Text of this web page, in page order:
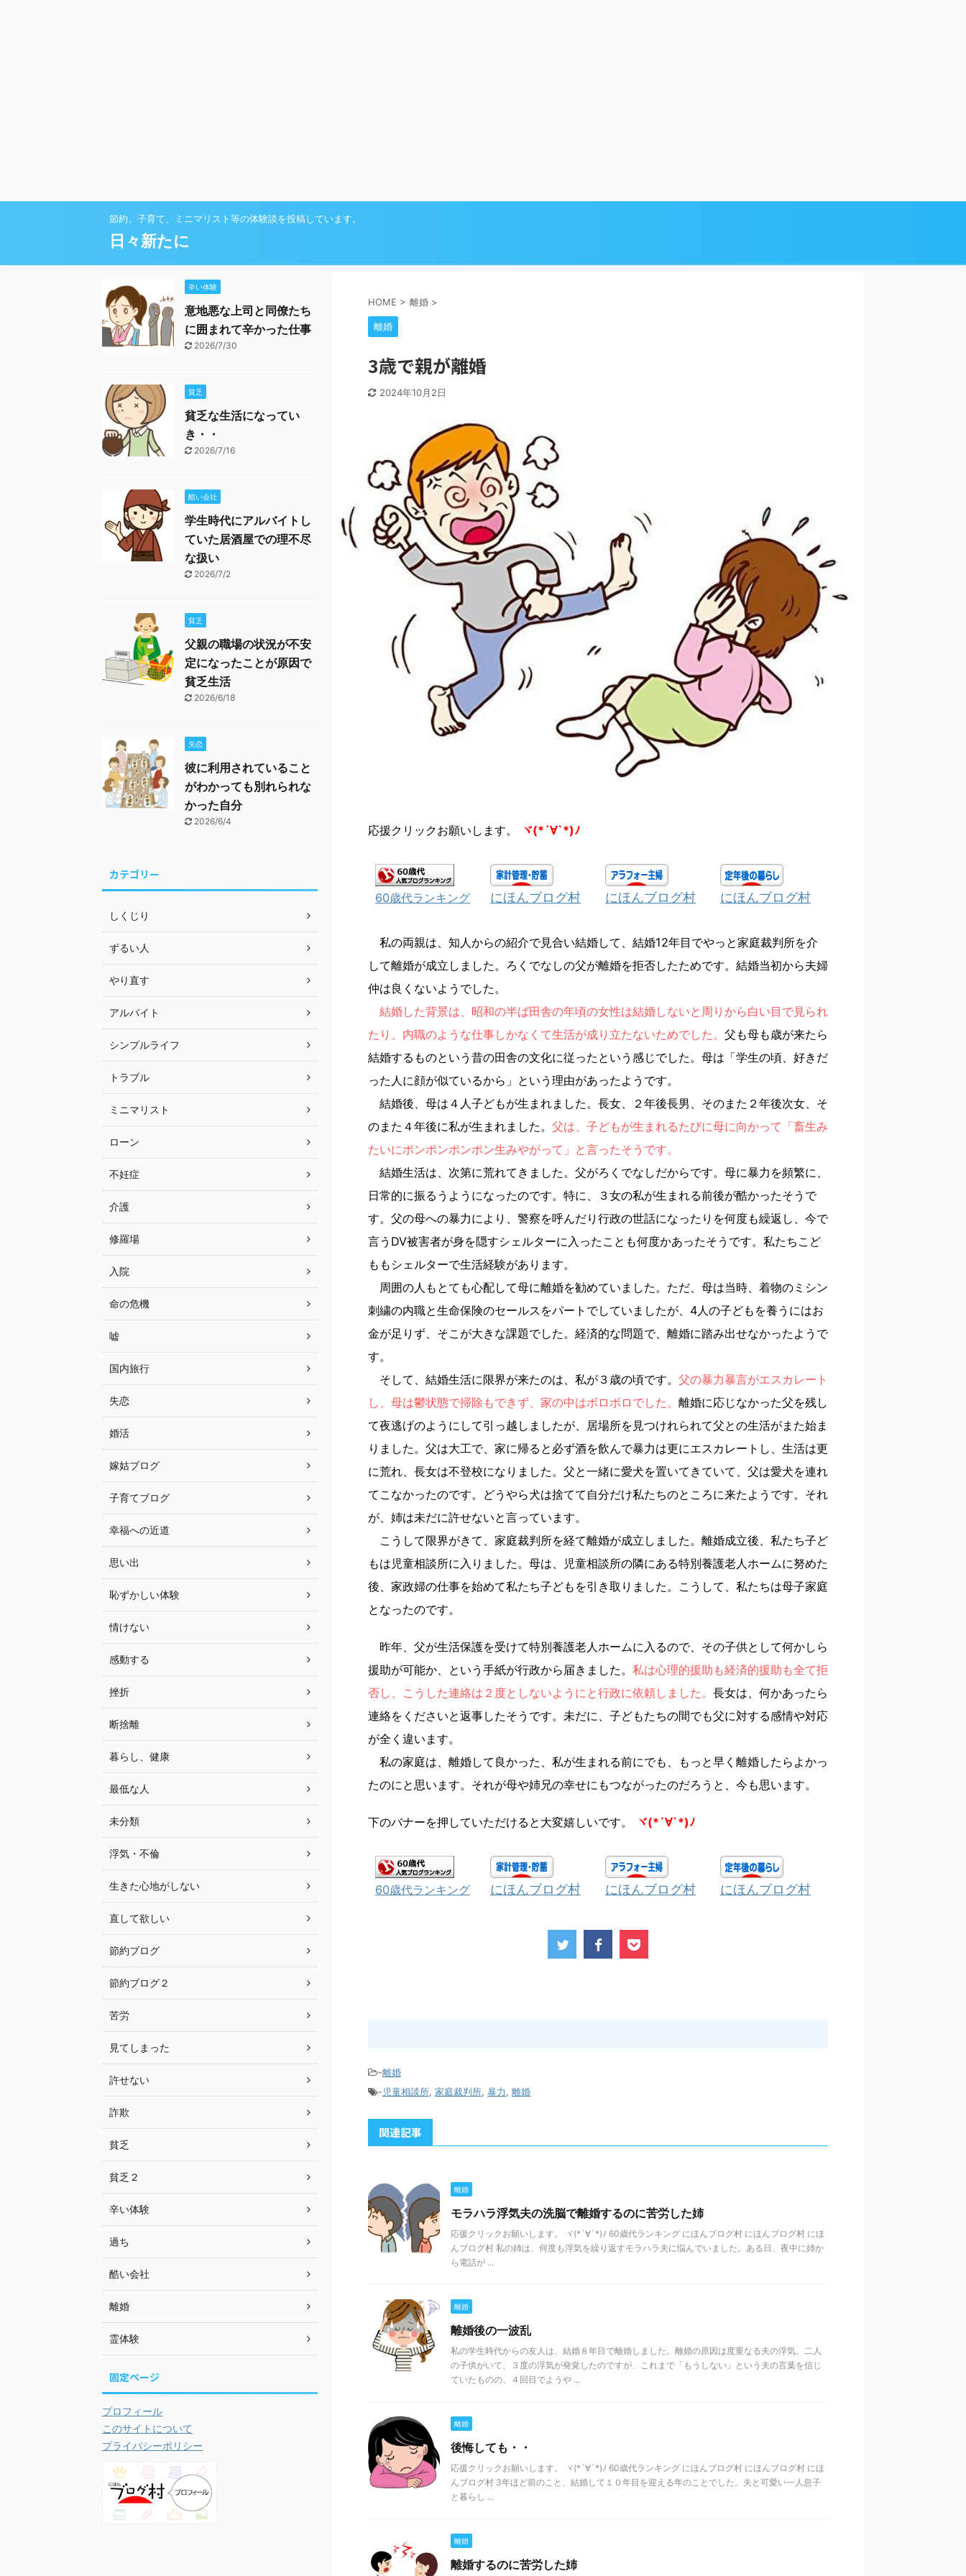
節約、子育て、ミニマリスト等の体験談を投稿しています。
日々新たに
HOME > 離婚 >
離婚
3歳で親が離婚
2024年10月2日
応援クリックお願いします。 ヾ(*´∀`*)ﾉ
60歳代ランキング にほんブログ村 にほんブログ村 にほんブログ村
私の両親は、知人からの紹介で見合い結婚して、結婚12年目でやっと家庭裁判所を介
して離婚が成立しました。ろくでなしの父が離婚を拒否したためです。結婚当初から夫婦
仲は良くないようでした。
結婚した背景は、昭和の半ば田舎の年頃の女性は結婚しないと周りから白い目で見られ
たり、内職のような仕事しかなくて生活が成り立たないためでした。 父も母も歳が来たら
結婚するものという昔の田舎の文化に従ったという感じでした。母は「学生の頃、好きだ
った人に顔が似ているから」という理由があったようです。
結婚後、母は４人子どもが生まれました。長女、２年後長男、そのまた２年後次女、そ
のまた４年後に私が生まれました。 父は、子どもが生まれるたびに母に向かって「畜生み
たいにポンポンポンポン生みやがって」と言ったそうです。
結婚生活は、次第に荒れてきました。父がろくでなしだからです。母に暴力を頻繁に、
日常的に振るうようになったのです。特に、３女の私が生まれる前後が酷かったそうで
す。父の母への暴力により、警察を呼んだり行政の世話になったりを何度も繰返し、今で
言うDV被害者が身を隠すシェルターに入ったことも何度かあったそうです。私たちこど
ももシェルターで生活経験があります。
周囲の人もとても心配して母に離婚を勧めていました。ただ、母は当時、着物のミシン
刺繍の内職と生命保険のセールスをパートでしていましたが、4人の子どもを養うにはお
金が足りず、そこが大きな課題でした。経済的な問題で、離婚に踏み出せなかったようで
す。
そして、結婚生活に限界が来たのは、私が３歳の頃です。 父の暴力暴言がエスカレート
し、母は鬱状態で掃除もできず、家の中はボロボロでした。 離婚に応じなかった父を残し
て夜逃げのようにして引っ越しましたが、居場所を見つけれられて父との生活がまた始ま
りました。父は大工で、家に帰ると必ず酒を飲んで暴力は更にエスカレートし、生活は更
に荒れ、長女は不登校になりました。父と一緒に愛犬を置いてきていて、父は愛犬を連れ
てこなかったのです。どうやら犬は捨てて自分だけ私たちのところに来たようです。それ
が、姉は未だに許せないと言っています。
こうして限界がきて、家庭裁判所を経て離婚が成立しました。離婚成立後、私たち子ど
もは児童相談所に入りました。母は、児童相談所の隣にある特別養護老人ホームに努めた
後、家政婦の仕事を始めて私たち子どもを引き取りました。こうして、私たちは母子家庭
となったのです。
昨年、父が生活保護を受けて特別養護老人ホームに入るので、その子供として何かしら
援助が可能か、という手紙が行政から届きました。 私は心理的援助も経済的援助も全て拒
否し、こうした連絡は２度としないようにと行政に依頼しました。 長女は、何かあったら
連絡をくださいと返事したそうです。未だに、子どもたちの間でも父に対する感情や対応
が全く違います。
私の家庭は、離婚して良かった、私が生まれる前にでも、もっと早く離婚したらよかっ
たのにと思います。それが母や姉兄の幸せにもつながったのだろうと、今も思います。
下のバナーを押していただけると大変嬉しいです。 ヾ(*´∀`*)ﾉ
60歳代ランキング にほんブログ村 にほんブログ村 にほんブログ村
-離婚
-児童相談所, 家庭裁判所, 暴力, 離婚
関連記事
離婚
モラハラ浮気夫の洗脳で離婚するのに苦労した姉
応援クリックお願いします。 ヾ(*´∀`*)ﾉ 60歳代ランキング にほんブログ村 にほんブログ村 にほ
んブログ村 私の姉は、何度も浮気を繰り返すモラハラ夫に悩んでいました。ある日、夜中に姉か
ら電話が ...
離婚
離婚後の一波乱
私の学生時代からの友人は、結婚８年目で離婚しました。離婚の原因は度重なる夫の浮気。二人
の子供がいて、３度の浮気が発覚したのですが、これまで「もうしない」という夫の言葉を信じ
ていたものの、４回目でようや ...
離婚
後悔しても・・
応援クリックお願いします。 ヾ(*´∀`*)ﾉ 60歳代ランキング にほんブログ村 にほんブログ村 にほ
んブログ村 3年ほど前のこと、結婚して１０年目を迎える年のことでした。夫と可愛い一人息子
と暮らし ...
離婚
離婚するのに苦労した姉
辛い体験
意地悪な上司と同僚たち
に囲まれて辛かった仕事
2026/7/30
貧乏
貧乏な生活になってい
き・・
2026/7/16
酷い会社
学生時代にアルバイトし
ていた居酒屋での理不尽
な扱い
2026/7/2
貧乏
父親の職場の状況が不安
定になったことが原因で
貧乏生活
2026/6/18
失恋
彼に利用されていること
がわかっても別れられな
かった自分
2026/6/4
カテゴリー
しくじり
ずるい人
やり直す
アルバイト
シンプルライフ
トラブル
ミニマリスト
ローン
不妊症
介護
修羅場
入院
命の危機
嘘
国内旅行
失恋
婚活
嫁姑ブログ
子育てブログ
幸福への近道
思い出
恥ずかしい体験
情けない
感動する
挫折
断捨離
暮らし、健康
最低な人
未分類
浮気・不倫
生きた心地がしない
直して欲しい
節約ブログ
節約ブログ２
苦労
見てしまった
許せない
詐欺
貧乏
貧乏２
辛い体験
過ち
酷い会社
離婚
霊体験
固定ページ
プロフィール
このサイトについて
プライバシーポリシー